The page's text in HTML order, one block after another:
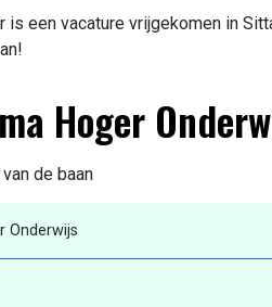
is een vacature vrijgekomen in
Hoger
de baan
Onderwijs